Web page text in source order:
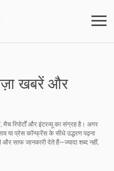
खबरें और
रिपोर्टों और इंटरव्यू का संग्रह है। अगर
या प्रेस कॉन्फ्रेंस के सीधे उद्धरण पढ़ना
साफ जानकारी देते हैं—ज्यादा शब्द नहीं,